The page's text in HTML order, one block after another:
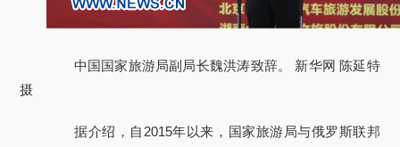
中国国家旅游局副局长魏洪涛致辞。 新华网 陈延特
摄
据介绍，自2015年以来，国家旅游局与俄罗斯联邦